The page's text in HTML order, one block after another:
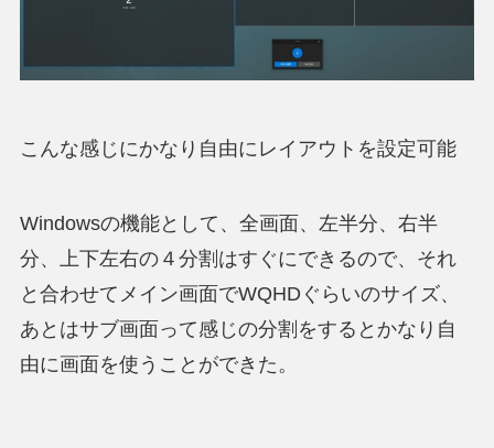
こんな感じにかなり自由にレイアウトを設定可能
Windowsの機能として、全画面、左半分、右半
分、上下左右の４分割はすぐにできるので、それ
と合わせてメイン画面でWQHDぐらいのサイズ、
あとはサブ画面って感じの分割をするとかなり自
由に画面を使うことができた。